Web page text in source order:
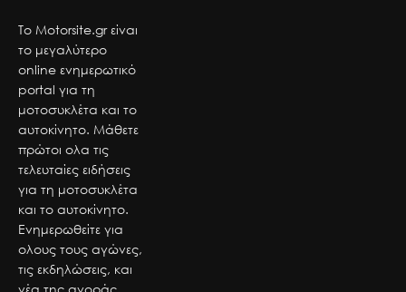
Το Motorsite.gr είναι
το μεγαλύτερο
online ενημερωτικό
portal για τη
μοτοσυκλέτα και το
αυτοκίνητο. Μάθετε
πρώτοι ολα τις
τελευταίες ειδήσεις
για τη μοτοσυκλέτα
και το αυτοκίνητο.
Ενημερωθείτε για
ολους τους αγώνες,
τις εκδηλώσεις, και